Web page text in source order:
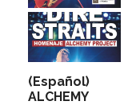
(Español)
ALCHEMY